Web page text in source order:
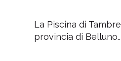
La Piscina di
provincia di Belluno...